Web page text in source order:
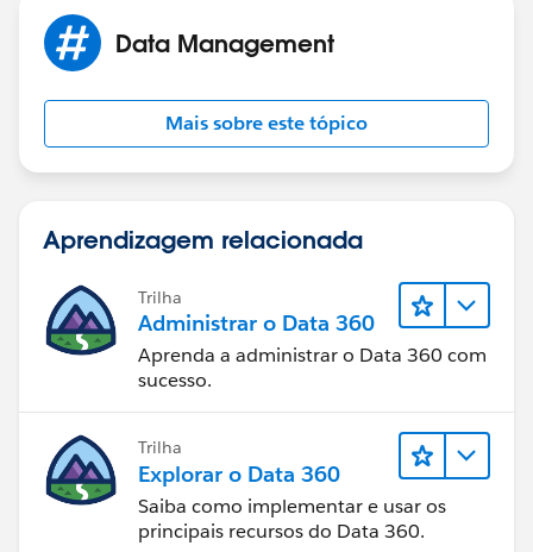
Data Management
Mais sobre este tópico
Aprendizagem relacionada
Trilha
Administrar o Data 360
Aprenda a administrar o Data 360 com
sucesso.
Trilha
Explorar o Data 360
Saiba como implementar e usar os
principais recursos do Data 360.